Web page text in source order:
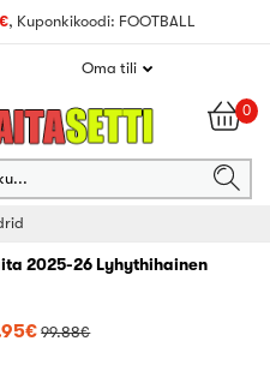
, Kuponkikoodi: FOOTBALL
Oma tili
0
2025-26 Lyhythihainen
99.88€